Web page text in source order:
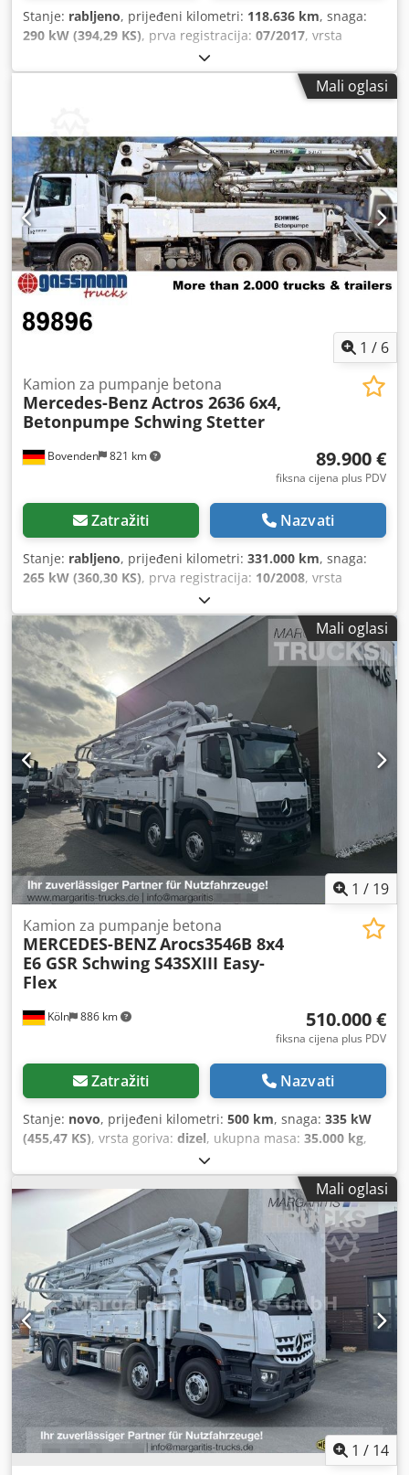
Stanje: rabljeno, prijeđeni kilometri: 118.636 km, snaga:
290 kW (394,29 KS), prva registracija: 07/2017, vrsta
33.000 kg
osovina:3 osovine, sljedeći pregled (TÜV):01/2027, boja:
, emisijska klasa:Euro 6,
Mali oglasi
1 / 6
Bovenden 821 km
Kamion za pumpanje betona
Mercedes-BenzActros 2636 6x4,
Betonpumpe Schwing Stetter
89.900 €
fiksna cijena plus PDV
Zatražiti Nazvati
Stanje: rabljeno, prijeđeni kilometri: 331.000 km, snaga:
265 kW (360,30 KS), prva registracija: 10/2008, vrsta
, masa praznog vozila:
nosivost:220 kg, ukupna masa:26.000 kg, dimenzija
gume: 315/80R22.5, konfiguracija osovina:6x4,
međuosovinski razmak:
4.200 mm
, sljedeći pregled (TÜV):
11/2026, boja:bijela , vozačeva kabina: dnevna kabina
vrsta prijenosa:mehanički , emisijska klasa: Euro 5
čelik, broj sjedala: 2, Oprema:ABS, blokada diferencijala,
dodatna svjetla, grijač sjedala, kabina, klima uređaj,
kontrola proklizavanja, maglenke, nizak nivo buke,
tempomat,
Mali oglasi
1 / 19
Köln 886 km
Kamion za pumpanje betona
MERCEDES-BENZArocs3546B 8x4
E6 GSR Schwing S43SXIII Easy-
Flex
510.000 €
fiksna cijena plus PDV
Zatražiti Nazvati
Stanje: novo, prijeđeni kilometri: 500 km, snaga: 335 kW
(455,47 KS), vrsta goriva: dizel, ukupna masa: 35.000 kg,
3 osovine
prijenosa:automatski, emisijska klasa:Euro 6, Oprema:
ABS, elektronički program stabilnosti (ESP), klima uređaj,
navigacijski sustav
Mali oglasi
1 / 14